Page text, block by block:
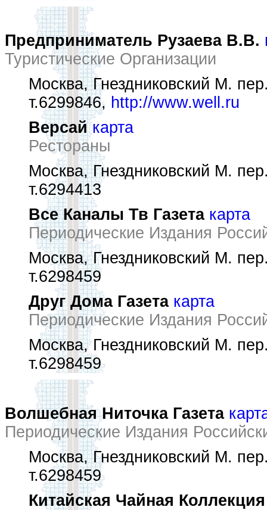
Предприниматель Рузаева В.В.
Туристические Организации
Москва, Гнездниковский М.
т.6299846, http://www.well.ru
Версай карта
Рестораны
Москва, Гнездниковский М.
т.6294413
Все Каналы Тв Газета карта
Периодические Издания
Москва, Гнездниковский М.
т.6298459
Друг Дома Газета карта
Периодические Издания
Москва, Гнездниковский М.
т.6298459
Волшебная Ниточка Газета
Периодические Издания
Москва, Гнездниковский М.
т.6298459
Китайская Чайная Коллекция